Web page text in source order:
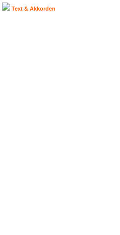
Text & Akkorden